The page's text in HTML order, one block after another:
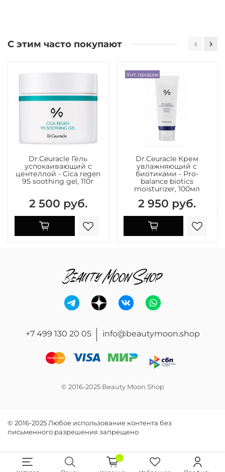
С этим часто покупают
Dr.Ceuracle Гель
успокаивающий с
центеллой - Cica regen
95 soothing gel, 110г
2 500 руб.
Хит продаж
Dr.Ceuracle Крем
увлажняющий с
биотиками - Pro-
balance biotics
moisturizer, 100мл
2 950 руб.
+7 499 130 20 05 info@beautymoon.shop
© 2016-2025 Beauty Moon Shop
© 2016-2025 Любое использование контента без
письменного разрешения запрещено